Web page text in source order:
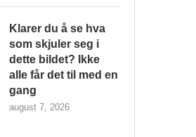
Klarer du å se hva
som skjuler seg i
dette bildet? Ikke
alle får det til med en
gang
august 7, 2026